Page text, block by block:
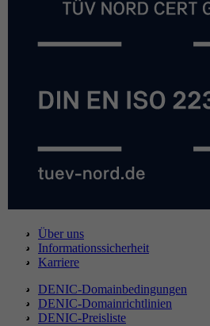
Über uns
Informationssicherheit
Karriere
DENIC-Domainbedingungen
DENIC-Domainrichtlinien
DENIC-Preisliste